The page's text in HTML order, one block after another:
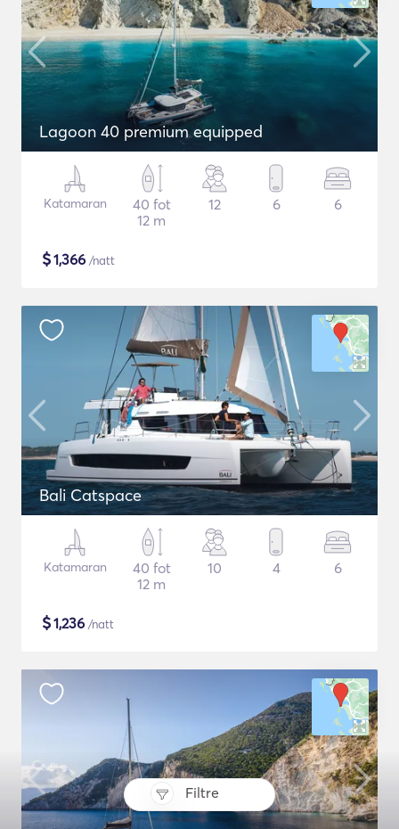
Filtre
Lagoon 40 premium equipped
Katamaran
40 fot
12 m
12 6 6
$1,366 /natt
Bali Catspace
Katamaran
40 fot
12 m
10 4 6
$1,236 /natt